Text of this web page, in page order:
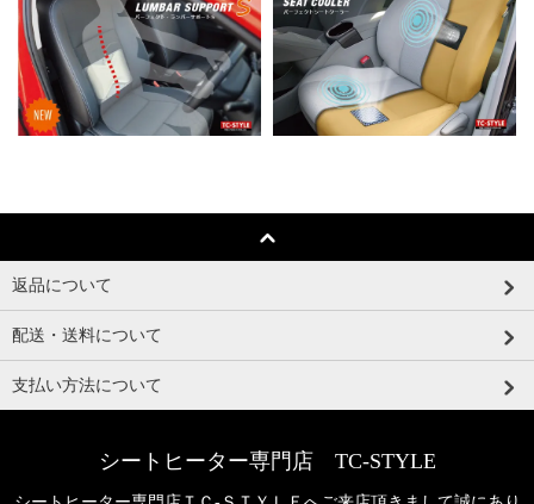
返品について
配送・送料について
支払い方法について
シートヒーター専門店 TC-STYLE